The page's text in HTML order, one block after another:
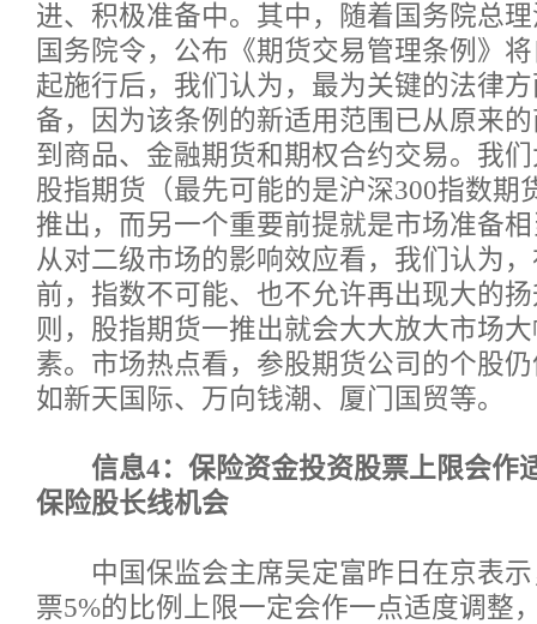
进、积极准备中。其中，随着国务院总
国务院令，公布《期货交易管理条例》
起施行后，我们认为，最为关键的法律
备，因为该条例的新适用范围已从原来
到商品、金融期货和期权合约交易。我
股指期货（最先可能的是沪深300指数期
推出，而另一个重要前提就是市场准备
从对二级市场的影响效应看，我们认为
前，指数不可能、也不允许再出现大的
则，股指期货一推出就会大大放大市场
素。市场热点看，参股期货公司的个股
如新天国际、万向钱潮、厦门国贸等。
信息4：保险资金投资股票上限会作
保险股长线机会
中国保监会主席吴定富昨日在京表
票5%的比例上限一定会作一点适度调整